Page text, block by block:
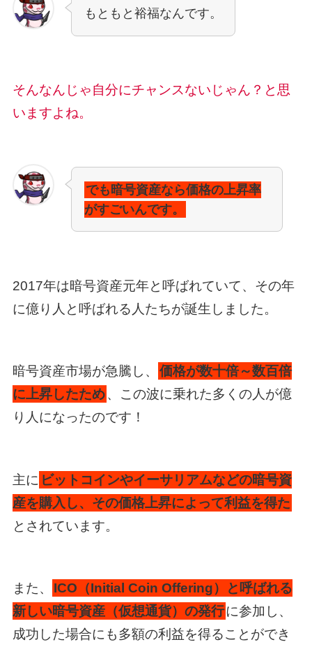
もともと裕福なんです。
そんなんじゃ自分にチャンスないじゃん？と思
いますよね。
でも暗号資産なら価格の上昇率
がすごいんです。
2017年は暗号資産元年と呼ばれていて、その年
に億り人と呼ばれる人たちが誕生しました。
暗号資産市場が急騰し、 価格が数十倍～数百倍
に上昇したため、この波に乗れた多くの人が億
り人になったのです！
主に ビットコインやイーサリアムなどの暗号資
産を購入し、その価格上昇によって利益を得た
とされています。
また、
ICO（Initial Coin Offering）と呼ばれる
新しい暗号資産（仮想通貨）の発行に参加し、
成功した場合にも多額の利益を得ることができ